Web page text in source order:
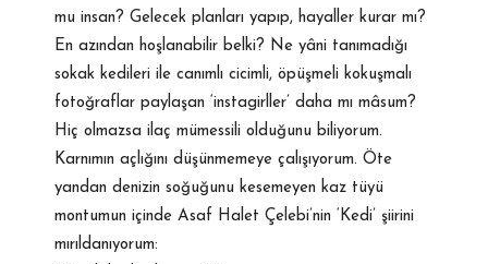
mu insan? Gelecek planları yapıp, hayaller kurar mı?
En azından hoşlanabilir belki? Ne yâni tanımadığı
sokak kedileri ile canımlı cicimli, öpüşmeli kokuşmalı
fotoğraflar paylaşan ‘instagirller’ daha mı mâsum?
Hiç olmazsa ilaç mümessili olduğunu biliyorum.
Karnımın açlığını düşünmemeye çalışıyorum. Öte
yandan denizin soğuğunu kesemeyen kaz tüyü
montumun içinde Asaf Halet Çelebi’nin ‘Kedi’ şiirini
mırıldanıyorum: